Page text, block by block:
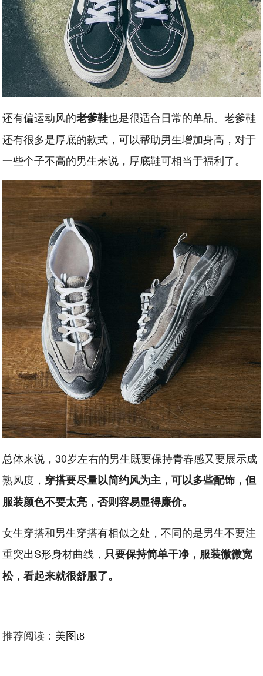
还有偏运动风的老爹鞋也是很适合日常的单品。老爹鞋
还有很多是厚底的款式，可以帮助男生增加身高，对于
一些个子不高的男生来说，厚底鞋可相当于福利了。
总体来说，30岁左右的男生既要保持青春感又要展示成
熟风度，穿搭要尽量以简约风为主，可以多些配饰，但
服装颜色不要太亮，否则容易显得廉价。
女生穿搭和男生穿搭有相似之处，不同的是男生不要注
重突出S形身材曲线， 只要保持简单干净，服装微微宽
松，看起来就很舒服了。
推荐阅读： 美图t8